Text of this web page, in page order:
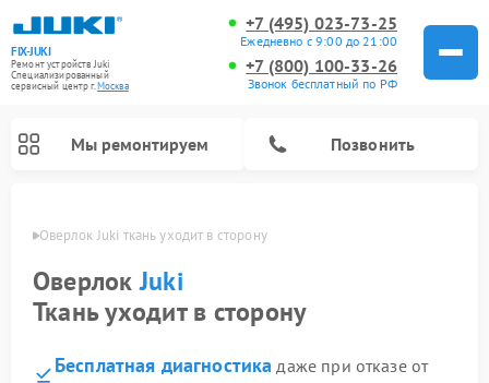
FIX-JUKI
Ремонт устройств Juki
Специализированный
cервисный центр г.Москва
+7 (495) 023-73-25
Ежедневно с 9:00 до 21:00
+7 (800) 100-33-26
Звонок бесплатный по РФ
Мы ремонтируем Позвонить
Оверлок Juki ткань уходит в сторону
ОверлокJuki
Ткань уходит в сторону
Бесплатная диагностика даже при отказе от